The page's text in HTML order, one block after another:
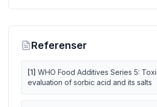
Referenser
[1] WHO Food Additives Series 5:
evaluation of sorbic acid and its salts